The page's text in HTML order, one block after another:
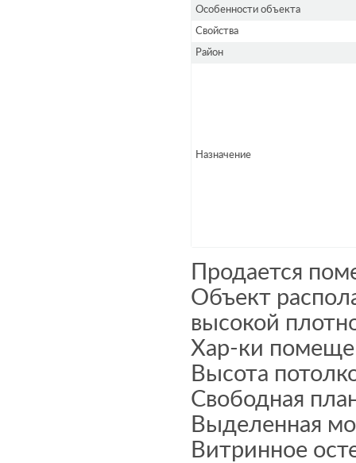
Особенности объекта
Свойства
Район
Назначение
Продается
Объект
высокой
Хар-ки
Высота
Свободная
Выделенная
Витринное